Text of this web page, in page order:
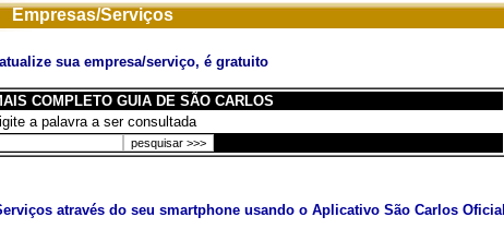
Empresas/Serviços
sua empresa/serviço, é gratuito
COMPLETO GUIA DE SÃO CARLOS
a palavra a ser consultada
através do seu smartphone usando o Aplicativo São Carlos Oficial